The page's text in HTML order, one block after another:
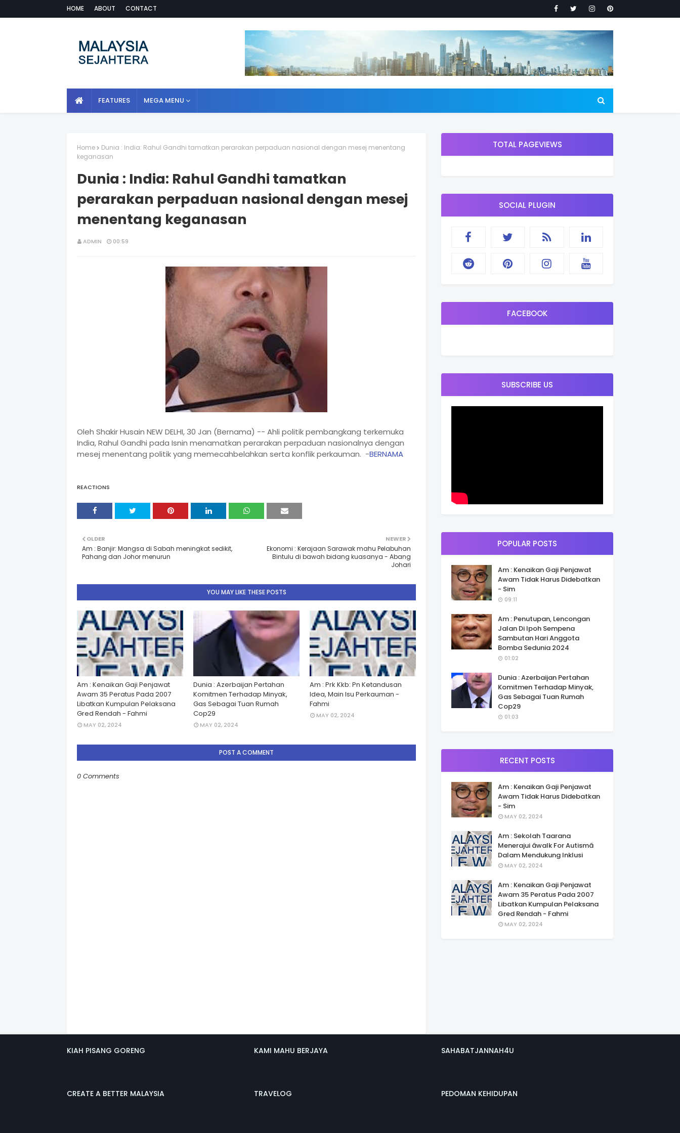
HOME ABOUT CONTACT
FEATURES MEGA MENU
Home
Dunia : India: Rahul Gandhi tamatkan perarakan perpaduan nasional dengan mesej menentang
keganasan
Dunia : India: Rahul Gandhi tamatkan
perarakan perpaduan nasional dengan mesej
menentang keganasan
ADMIN 00:59
Oleh Shakir Husain NEW DELHI, 30 Jan (Bernama) -- Ahli politik pembangkang terkemuka
India, Rahul Gandhi pada Isnin menamatkan perarakan perpaduan nasionalnya dengan
mesej menentang politik yang memecahbelahkan serta konflik perkauman. -BERNAMA
REACTIONS
NEWER
Ekonomi : Kerajaan Sarawak mahu Pelabuhan
Bintulu di bawah bidang kuasanya - Abang
Johari
OLDER
Am : Banjir: Mangsa di Sabah meningkat sedikit,
Pahang dan Johor menurun
YOU MAY LIKE THESE POSTS
Am : Kenaikan Gaji Penjawat
Awam 35 Peratus Pada 2007
Libatkan Kumpulan Pelaksana
Gred Rendah - Fahmi
MAY 02, 2024
Dunia : Azerbaijan Pertahan
Komitmen Terhadap Minyak,
Gas Sebagai Tuan Rumah
Cop29
MAY 02, 2024
Am : Prk Kkb: Pn Ketandusan
Idea, Main Isu Perkauman -
Fahmi
MAY 02, 2024
POST A COMMENT
0 Comments
TOTAL PAGEVIEWS
SOCIAL PLUGIN
FACEBOOK
SUBSCRIBE US
POPULAR POSTS
Am : Kenaikan Gaji Penjawat
Awam Tidak Harus Didebatkan
- Sim
09:11
Am : Penutupan, Lencongan
Jalan Di Ipoh Sempena
Sambutan Hari Anggota
Bomba Sedunia 2024
01:02
Dunia : Azerbaijan Pertahan
Komitmen Terhadap Minyak,
Gas Sebagai Tuan Rumah
Cop29
01:03
RECENT POSTS
Am : Kenaikan Gaji Penjawat
Awam Tidak Harus Didebatkan
- Sim
MAY 02, 2024
Am : Sekolah Taarana
Menerajui âwalk For Autismâ
Dalam Mendukung Inklusi
MAY 02, 2024
Am : Kenaikan Gaji Penjawat
Awam 35 Peratus Pada 2007
Libatkan Kumpulan Pelaksana
Gred Rendah - Fahmi
MAY 02, 2024
KIAH PISANG GORENG
CREATE A BETTER MALAYSIA
KAMI MAHU BERJAYA
TRAVELOG
SAHABATJANNAH4U
PEDOMAN KEHIDUPAN